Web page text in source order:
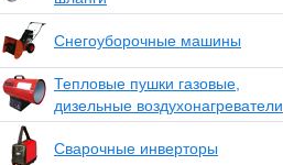
Снегоуборочные машины
Тепловые пушки газовые,
дизельные воздухонагреватели
Сварочные инверторы